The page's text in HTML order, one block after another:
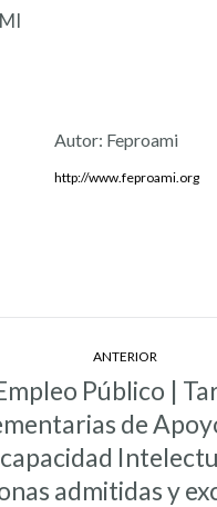
Autor: Feproami
http://www.feproami.org
ANTERIOR
Entrada
anterior:
Público |
de
admitidas y